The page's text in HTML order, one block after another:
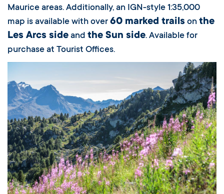
Maurice areas. Additionally, an IGN-style 1:35,000
map is available with over 60 marked trails on the
Les Arcs side and the Sun side. Available for
purchase at Tourist Offices.